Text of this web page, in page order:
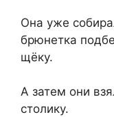
Она уже
брюнетка
щёку.
А затем они
столику.